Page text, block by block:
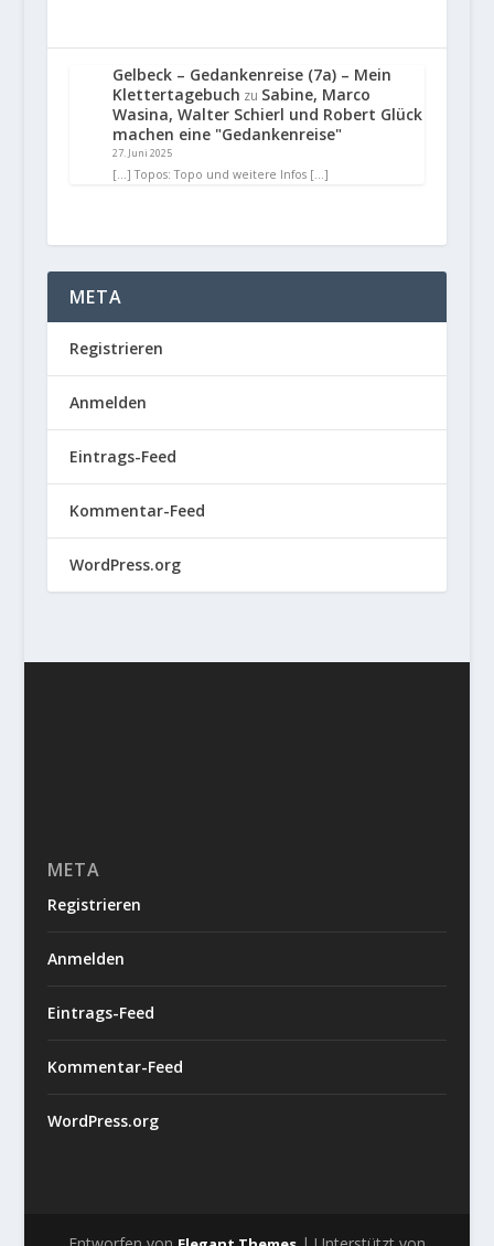
Gelbeck – Gedankenreise (7a) – Mein
Klettertagebuch zu Sabine, Marco
Wasina, Walter Schierl und Robert Glück
machen eine "Gedankenreise"
27. Juni 2025
[…] Topos: Topo und weitere Infos […]
META
Registrieren
Anmelden
Eintrags-Feed
Kommentar-Feed
WordPress.org
META
Registrieren
Anmelden
Eintrags-Feed
Kommentar-Feed
WordPress.org